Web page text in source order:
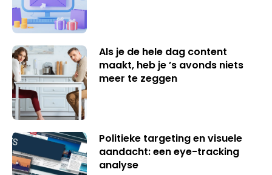
Als je de hele dag content
maakt, heb je ’s avonds niets
meer te zeggen
Politieke targeting en visuele
aandacht: een eye-tracking
analyse